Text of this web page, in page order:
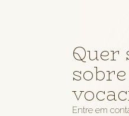
Quer
Entre em